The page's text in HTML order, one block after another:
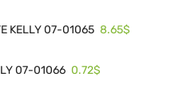
KELLY 07-01065 8.65$
07-01066 0.72$